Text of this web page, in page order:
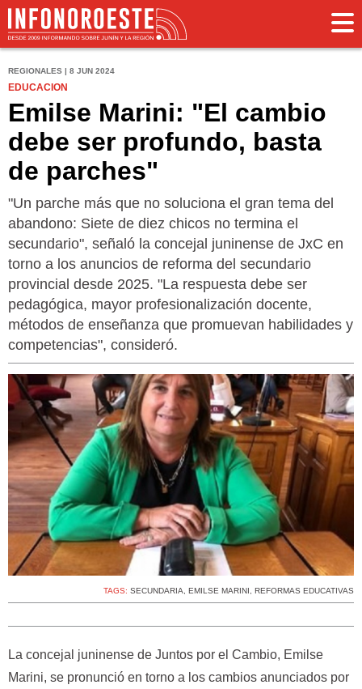
REGIONALES | 8 JUN 2024
EDUCACION
Emilse Marini: "El cambio
debe ser profundo, basta
de parches"
"Un parche más que no soluciona el gran tema del
abandono: Siete de diez chicos no termina el
secundario", señaló la concejal juninense de JxC en
torno a los anuncios de reforma del secundario
provincial desde 2025. "La respuesta debe ser
pedagógica, mayor profesionalización docente,
métodos de enseñanza que promuevan habilidades y
competencias", consideró.
TAGS: SECUNDARIA, EMILSE MARINI , REFORMAS EDUCATIVAS
La concejal juninense de Juntos por el Cambio, Emilse
Marini, se pronunció en torno a los cambios anunciados por